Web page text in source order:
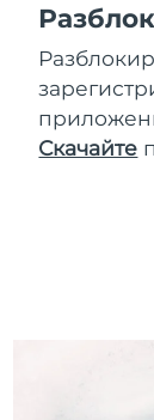
Скачайте